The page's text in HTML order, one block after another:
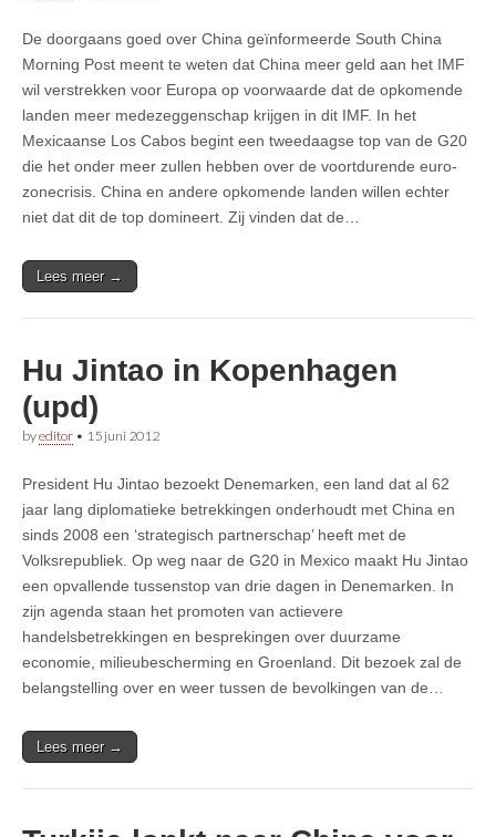
De doorgaans goed over China geïnformeerde South China
Morning Post meent te weten dat China meer geld aan het IMF
wil verstrekken voor Europa op voorwaarde dat de opkomende
landen meer medezeggenschap krijgen in dit IMF. In het
Mexicaanse Los Cabos begint een tweedaagse top van de G20
die het onder meer zullen hebben over de voortdurende euro-
zonecrisis. China en andere opkomende landen willen echter
niet dat dit de top domineert. Zij vinden dat de…
Lees meer →
Hu Jintao in Kopenhagen
(upd)
byeditor • 15 juni 2012
President Hu Jintao bezoekt Denemarken, een land dat al 62
jaar lang diplomatieke betrekkingen onderhoudt met China en
sinds 2008 een ‘strategisch partnerschap’ heeft met de
Volksrepubliek. Op weg naar de G20 in Mexico maakt Hu Jintao
een opvallende tussenstop van drie dagen in Denemarken. In
zijn agenda staan het promoten van actievere
handelsbetrekkingen en besprekingen over duurzame
economie, milieubescherming en Groenland. Dit bezoek zal de
belangstelling over en weer tussen de bevolkingen van de…
Lees meer →